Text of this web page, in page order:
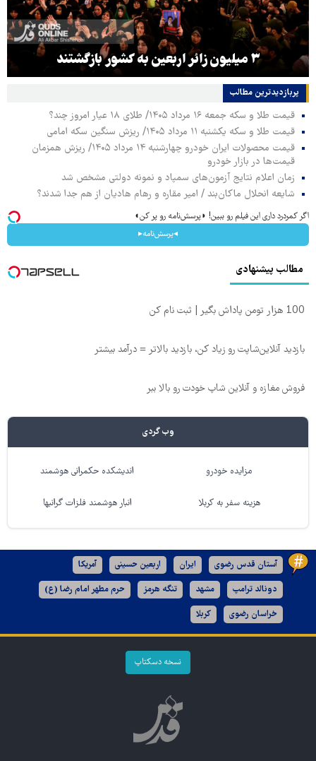
۳ میلیون زائر اربعین به کشور بازگشتند
پربازدیدترین‌ مطالب
قیمت طلا و سکه جمعه ۱۶ مرداد ۱۴۰۵/ طلای ۱۸ عیار امروز چند؟
قیمت طلا و سکه یکشنبه ۱۱ مرداد ۱۴۰۵/ ریزش سنگین سکه امامی
قیمت محصولات ایران خودرو چهارشنبه ۱۴ مرداد ۱۴۰۵/ ریزش همزمان
قیمت‌ها در بازار خودرو
زمان اعلام نتایج آزمون‌های سمپاد و نمونه دولتی مشخص شد
شایعه انحلال ماکان‌بند / امیر مقاره و رهام هادیان از هم جدا شدند؟
اگر کمردرد داری این فیلم رو ببین! ◗پرسش‌نامه رو پر کن◖
◂پرسش‌نامه▸
مطالب پیشنهادی
100 هزار تومن پاداش بگیر | ثبت نام کن
بازدید آنلاین‌شاپت رو زیاد کن، بازدید بالاتر = درآمد بیشتر
فروش مغازه و آنلاین شاپ خودت رو بالا ببر
وب گردی
مزایده خودرو اندیشکده حکمرانی هوشمند
هزینه سفر به کربلا انبار هوشمند فلزات گرانبها
آستان قدس رضوی ایران اربعین حسینی آمریکا
دونالد ترامپ مشهد تنگه هرمز حرم مطهر امام رضا (ع)
خراسان رضوی کربلا
نسخه دسکتاپ